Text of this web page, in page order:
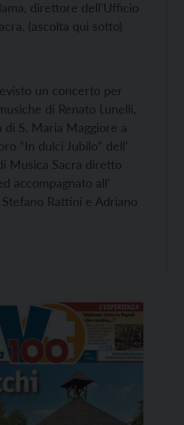
direttore dell’Ufficio
(ascolta qui sotto)
un concerto per
di Renato Lunelli,
di S. Maria Maggiore a
“In dulci Jubilo” dell’
Musica Sacra diretto
accompagnato all’
Stefano Rattini e Adriano